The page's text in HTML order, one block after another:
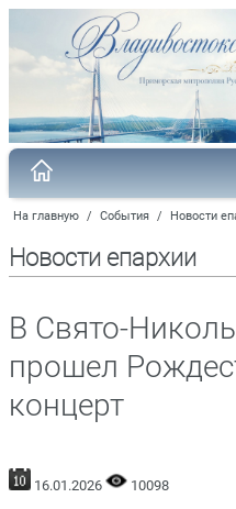
На главную / События / Новости
Новости епархии
В Свято-
прошел
концерт
16.01.2026 10098